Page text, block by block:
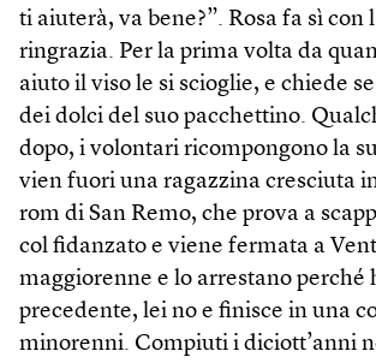
ti aiuterà, va bene?”. Rosa fa sì con
ringrazia. Per la prima volta da
aiuto il viso le si scioglie, e chiede
dei dolci del suo pacchettino.
dopo, i volontari ricompongono la
vien fuori una ragazzina cresciuta
rom di San Remo, che prova a
col fidanzato e viene fermata a
maggiorenne e lo arrestano perché
precedente, lei no e finisce in una
minorenni. Compiuti i diciott’anni